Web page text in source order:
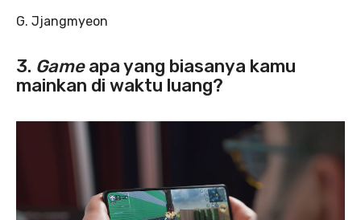
G. Jjangmyeon
3. Gameapa yang biasanya kamu
mainkan di waktu luang?